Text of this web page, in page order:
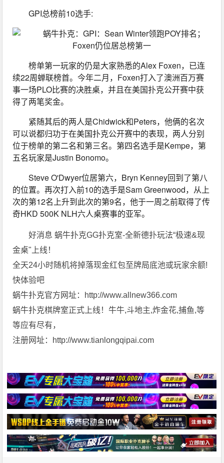
GPI总榜前10选手:
榜单第一玩家的仍是大家熟悉的Alex Foxen，已连
续22周蝉联榜首。今年二月，Foxen打入了澳洲百万赛
事一场PLO比赛的决胜桌，并且在美国扑克公开赛中获
得了两笔奖金。
紧随其后的两人是Chidwick和Peters，他俩的名次
可以说都归功于在美国扑克公开赛中的表现，两人分别
位于榜单的第二名和第三名。第四名选手是Kempe，第
五名玩家是Justin Bonomo。
Steve O'Dwyer位居第六，Bryn Kenney回到了第八
的位置。再次打入前10的选手是Sam Greenwood，从上
次的第12名上升到此次的第9名，他于一周之前取得了传
奇HKD 500K NLH六人桌赛事的亚军。
好消息 蜗牛扑克GG扑克室-全新德扑玩法“极速&现
金桌"上线！
全天24小时随机将掉落现金红包至牌局底池或玩家余额!
快体验吧
蜗牛扑克官方网址：http://www.allnew366.com
蜗牛扑克棋牌室正式上线！牛牛,斗地主,炸金花,捕鱼,等
等应有尽有，
注册网址：http://www.tianlongqipai.com